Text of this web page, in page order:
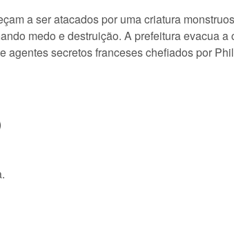
a ser atacados por uma criatura
medo e destruição. A prefeitura evacua
agentes secretos franceses chefiados por